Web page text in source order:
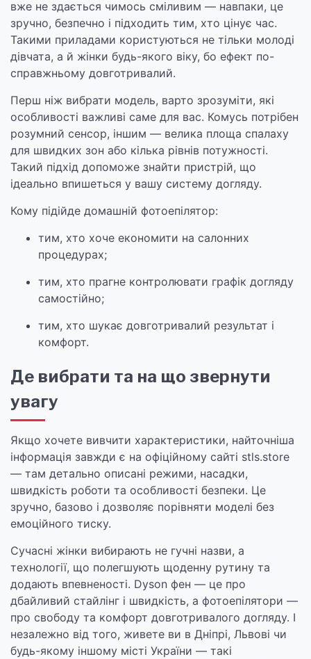
вже не здається чимось сміливим — навпаки, це
зручно, безпечно і підходить тим, хто цінує час.
Такими приладами користуються не тільки молоді
дівчата, а й жінки будь-якого віку, бо ефект по-
справжньому довготривалий.
Перш ніж вибрати модель, варто зрозуміти, які
особливості важливі саме для вас. Комусь потрібен
розумний сенсор, іншим — велика площа спалаху
для швидких зон або кілька рівнів потужності.
Такий підхід допоможе знайти пристрій, що
ідеально впишеться у вашу систему догляду.
Кому підійде домашній фотоепілятор:
тим, хто хоче економити на салонних
процедурах;
тим, хто прагне контролювати графік догляду
самостійно;
тим, хто шукає довготривалий результат і
комфорт.
Де вибрати та на що звернути
увагу
Якщо хочете вивчити характеристики, найточніша
інформація завжди є на офіційному сайті stls.store
— там детально описані режими, насадки,
швидкість роботи та особливості безпеки. Це
зручно, базово і дозволяє порівняти моделі без
емоційного тиску.
Сучасні жінки вибирають не гучні назви, а
технології, що полегшують щоденну рутину та
додають впевненості. Dyson фен — це про
дбайливий стайлінг і швидкість, а фотоепілятори —
про свободу та комфорт довготривалого догляду. І
незалежно від того, живете ви в Дніпрі, Львові чи
будь-якому іншому місті України — такі